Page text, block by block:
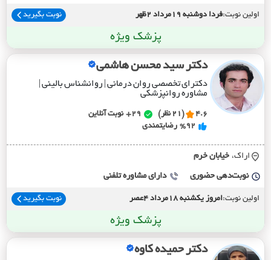
اولین نوبت:فردا دوشنبه 19مرداد 2ظهر نوبت بگیرید
پزشک ویژه
دکتر سید محسن هاشمی
دکترای تخصصی روان درمانی | روانشناس بالینی |
مشاوره روانپزشکی
4.6 (21 نظر) 29+
نوبت آنلاین
%92 رضایتمندی
اراک، خيابان خرم
نوبت‌دهی حضوری دارای مشاوره تلفنی
اولین نوبت:امروز یکشنبه 18مرداد 4عصر نوبت بگیرید
پزشک ویژه
دکتر حمیده کاوه